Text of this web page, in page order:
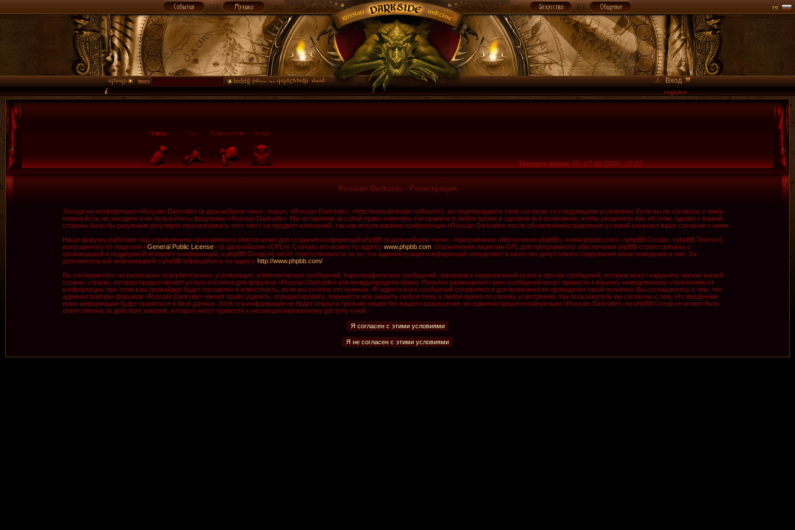
Вход
Текущее время: Пт 07.08.2026, 10:22
Russian Darkside - Регистрация
Заходя на конференцию «Russian Darkside» (в дальнейшем «мы», «наш», «Russian Darkside», «http://www.darkside.ru/forum»), вы подтверждаете своё согласие со следующими условиями. Если вы не согласны с ними,
пожалуйста, не заходите и не пользуйтесь форумами «Russian Darkside». Мы оставляем за собой право изменять эти правила в любое время и сделаем всё возможное, чтобы уведомить вас об этом, однако с вашей
стороны было бы разумным регулярно просматривать этот текст на предмет изменений, так как использование конференции «Russian Darkside» после обновления/исправления условий означает ваше согласие с ними.
Наши форумы работают под управлением программного обеспечения для создания конференций phpBB (в дальнейшем «они», «программное обеспечение phpBB», «www.phpbb.com», «phpBB Group», «phpBB Teams»),
выпущенного по лицензии «General Public License» (в дальнейшем «GPL»). Скачать его можно по адресу www.phpbb.com. Ограничения лицензии GPL для программного обеспечения phpBB строго связаны с
организацией и поддержкой интернет-конференций, и phpBB Group не несёт ответственности за то, что администрация конференций определяет в качестве допустимого содержания и/или поведения в них. За
дополнительной информацией о phpBB обращайтесь по адресу http://www.phpbb.com/.
Вы соглашаетесь не размещать оскорбительных, угрожающих, клеветнических сообщений, порнографических сообщений, призывов к национальной розни и прочих сообщений, которые могут нарушить законы вашей
страны, страны, которая предоставляет услуги хостинга для форумов «Russian Darkside» или международное право. Попытки размещения таких сообщений могут привести к вашему немедленному отключению от
конференции, при этом ваш провайдер будет поставлен в известность, если мы сочтём это нужным. IP-адреса всех сообщений сохраняются для возможности проведения такой политики. Вы соглашаетесь с тем, что
администраторы форумов «Russian Darkside» имеют право удалить, отредактировать, перенести или закрыть любую тему в любое время по своему усмотрению. Как пользователь вы согласны с тем, что введённая
вами информация будет храниться в базе данных. Хотя эта информация не будет открыта третьим лицам без вашего разрешения, ни администрация конференции «Russian Darkside», ни phpBB Group не может быть
ответственна за действия хакеров, которые могут привести к несанкционированному доступу к ней.